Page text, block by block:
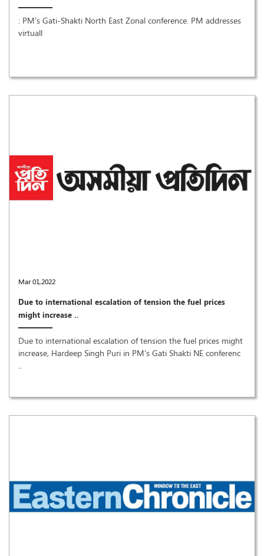
: PM's Gati-Shakti North East Zonal conference. PM addresses
virtuall
Mar 01,2022
Due to international escalation of tension the fuel prices
might increase ..
Due to international escalation of tension the fuel prices might
increase, Hardeep Singh Puri in PM's Gati Shakti NE conferenc
..